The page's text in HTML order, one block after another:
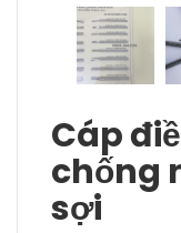
Cáp
chống
sợi